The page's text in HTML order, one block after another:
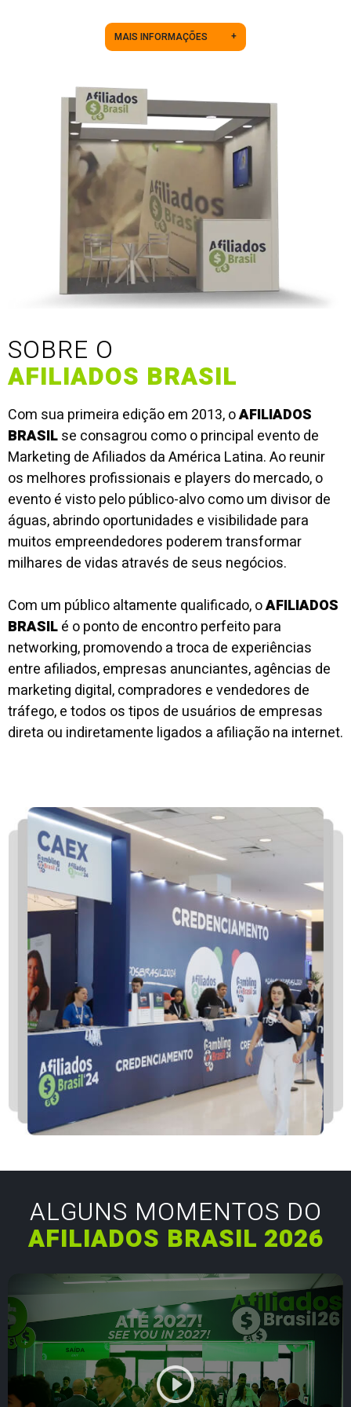
MAIS INFORMAÇÕES +
SOBRE O
AFILIADOS BRASIL
Com sua primeira edição em 2013, oAFILIADOS
BRASILse consagrou como o principal evento de
Marketing de Afiliados da América Latina. Ao reunir
os melhores profissionais e players do mercado, o
evento é visto pelo público-alvo como um divisor de
águas, abrindo oportunidades e visibilidade para
muitos empreendedores poderem transformar
milhares de vidas através de seus negócios.
Com um público altamente qualificado, oAFILIADOS
BRASILé o ponto de encontro perfeito para
networking, promovendo a troca de experiências
entre afiliados, empresas anunciantes, agências de
marketing digital, compradores e vendedores de
tráfego, e todos os tipos de usuários de empresas
direta ou indiretamente ligados a afiliação na internet.
ALGUNS MOMENTOS DO
AFILIADOS BRASIL 2026